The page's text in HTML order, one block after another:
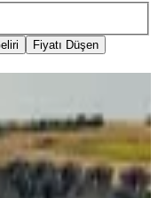
Fiyatı Düşen
Fırsatı
·03.08.2026